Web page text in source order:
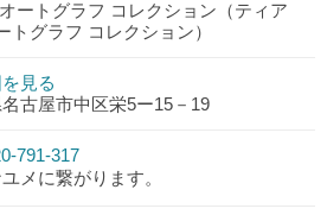
ートグラフ コレクション（ティア
トグラフ コレクション）
見る
古屋市中区栄5ー15－19
791-317
メに繋がります。